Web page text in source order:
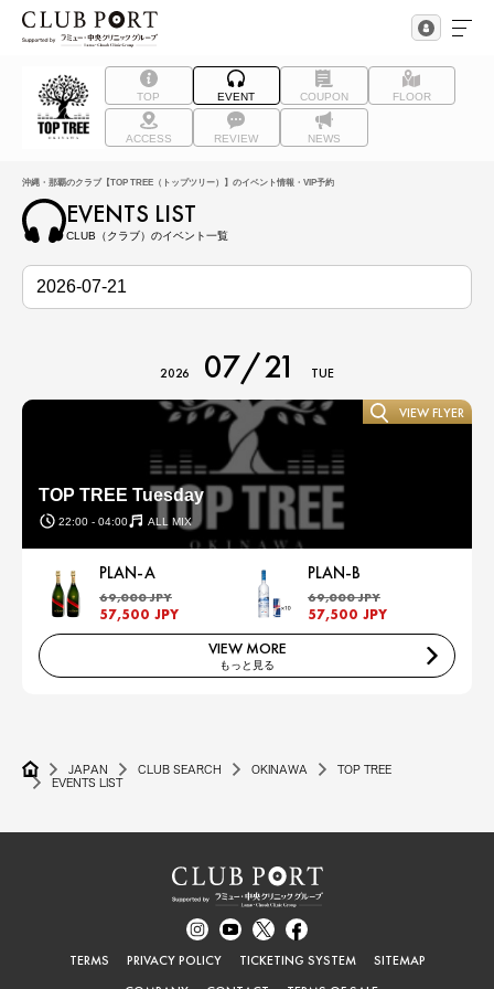
TOP EVENT COUPON FLOOR
ACCESS REVIEW NEWS
沖縄・那覇のクラブ【TOP TREE（トップツリー）】のイベント情報・VIP予約
EVENTS LIST
CLUB（クラブ）のイベント一覧
2026 07/21 TUE
TOP TREE Tuesday
22:00 - 04:00 ALL MIX
VIEW FLYER
PLAN-A
69,000 JPY
57,500 JPY
PLAN-B
69,000 JPY
57,500 JPY
VIEW MORE
もっと見る
JAPAN CLUB SEARCH OKINAWA
TOP TREE
EVENTS LIST
TERMS PRIVACY POLICY TICKETING SYSTEM
SITEMAP